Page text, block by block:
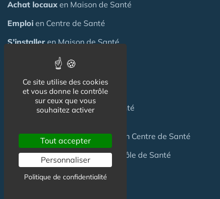
Achat locaux en Maison de Santé
Emploi en Centre de Santé
S'installeren Maison de Santé
une Maison de Santé
Financerune Maison de Santé
dans une Maison de Santé
Céderune Maisonde Santéou un Centre de Santé
Terrainpour création Maison / Pôle de Santé
Ce site utilise des cookies
et vous donne le contrôle
sur ceux que vous
souhaitez activer
Tout accepter
Personnaliser
Politique de confidentialité